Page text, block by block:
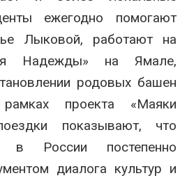
ежегодно помогают
Лыковой, работают на
Надежды» на Ямале,
родовых башен
проекта «Маяки
показывают, что
в России постепенно
диалога культур и